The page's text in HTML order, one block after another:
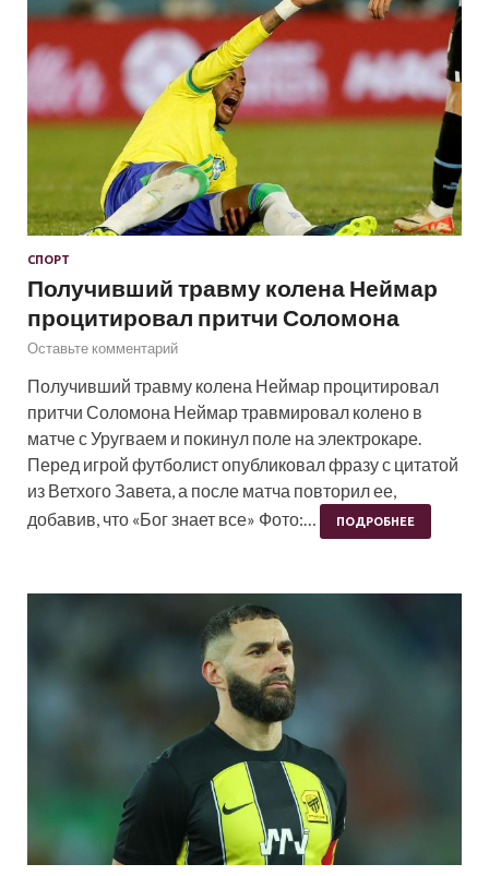
СПОРТ
Получивший травму колена Неймар
процитировал притчи Соломона
Оставьте комментарий
Получивший травму колена Неймар процитировал
притчи Соломона Неймар травмировал колено в
матче с Уругваем и покинул поле на электрокаре.
Перед игрой футболист опубликовал фразу с цитатой
из Ветхого Завета, а после матча повторил ее,
добавив, что «Бог знает все» Фото:…
ПОДРОБНЕЕ